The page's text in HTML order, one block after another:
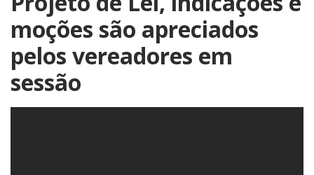
moções são apreciados
pelos vereadores em
sessão